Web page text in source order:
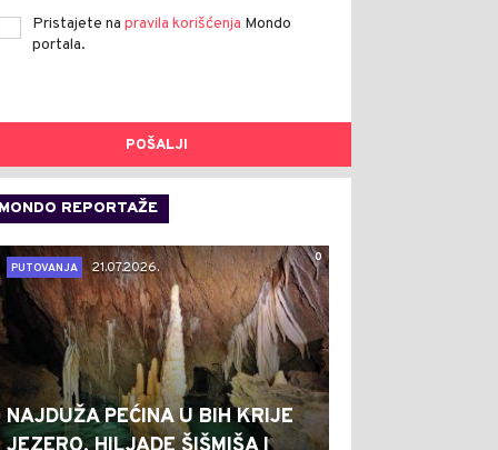
Pristajete na pravila korišćenja Mondo
portala.
POŠALJI
MONDO REPORTAŽE
0
PUTOVANJA
21.07.2026.
NAJDUŽA PEĆINA U BIH KRIJE